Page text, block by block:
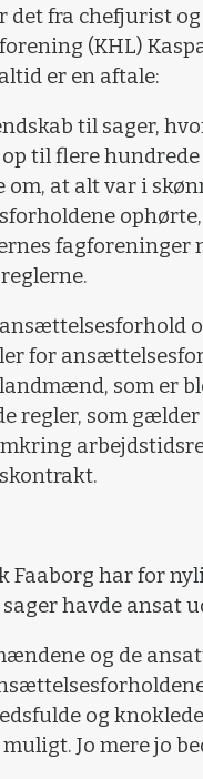
det fra chefjurist
(KHL)
er en aftale:
til sager,
til flere
om, at alt var i
fagforeninger
for
som er
regler, som
Faaborg har for
sager havde ansat
og de
og
Jo mere jo